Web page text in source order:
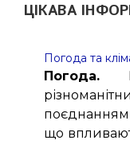
ЦІКАВА
Погода та
Погода.
поєднанням
що